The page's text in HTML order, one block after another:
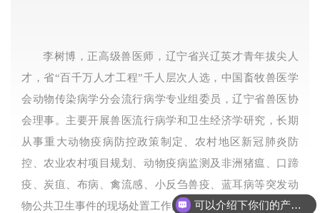
李树博，正高级兽医师，辽宁省兴辽英才青年拔尖人
才，省“百千万人才工程”千人层次人选，中国畜牧兽医学
会动物传染病学分会流行病学专业组委员，辽宁省兽医协
会理事。主要开展兽医流行病学和卫生经济学研究，长期
从事重大动物疫病防控政策制定、农村地区新冠肺炎防
控、农业农村项目规划、动物疫病监测及非洲猪瘟、口蹄
疫、炭疽、布病、禽流感、小反刍兽疫、蓝耳病等突发动
物公共卫生事件的现场处置工作。
可以介绍下你们的产品么